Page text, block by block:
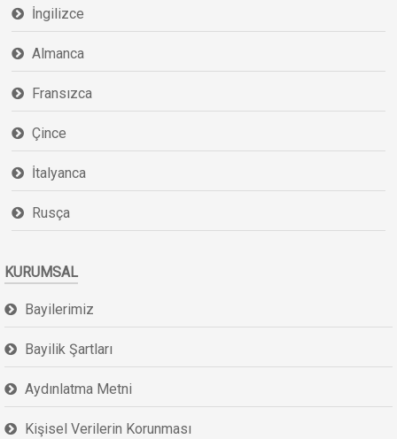
İngilizce
Almanca
Fransızca
Çince
İtalyanca
Rusça
KURUMSAL
Bayilerimiz
Bayilik Şartları
Aydınlatma Metni
Kişisel Verilerin Korunması